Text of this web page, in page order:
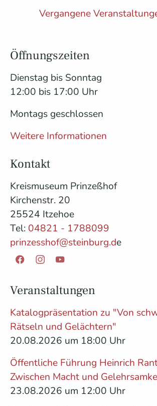
Vergangene
Öffnungszeiten
Dienstag bis Sonntag
12:00 bis 17:00 Uhr
Montags geschlossen
Weitere Informationen
Kontakt
Kreismuseum Prinzeßhof
Kirchenstr. 20
25524 Itzehoe
Tel: 04821 - 1788099
prinzesshof@steinburg.de
Facebook
Instagram
YouTube
Veranstaltungen
Katalogpräsentation zu "Von
Rätseln und Gelächtern"
20.08.2026 um 18:00 Uhr
Öffentliche Führung Heinrich
Zwischen Macht und
23.08.2026 um 12:00 Uhr